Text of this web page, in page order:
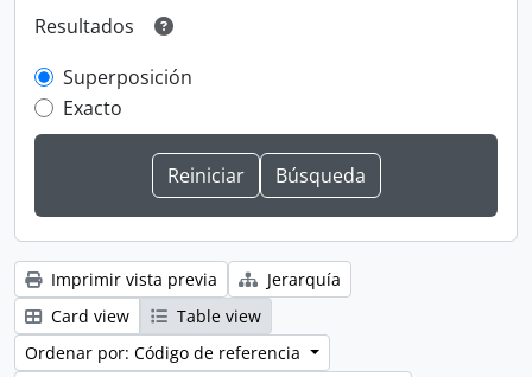
Resultados
Superposición
Exacto
Imprimir vista previa
Jerarquía
Card view
Table view
Ordenar por: Código de referencia